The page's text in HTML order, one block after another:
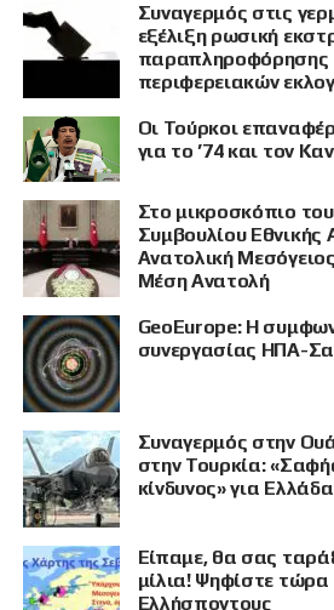
Συναγερμός στις
εξέλιξη ρωσική
παραπληροφόρησης
περιφερειακών
Οι Τούρκοι
για το ’74 και τον
Στο μικροσκόπιο
Συμβουλίου Εθνικής
Ανατολική
Μέση Ανατολή
GeoEurope: Η
συνεργασίας ΗΠΑ-
Συναγερμός στην
στην Τουρκία:
κίνδυνος» για
Είπαμε, θα σας
μίλια! Ψηφίστε
Ελλήσποντους